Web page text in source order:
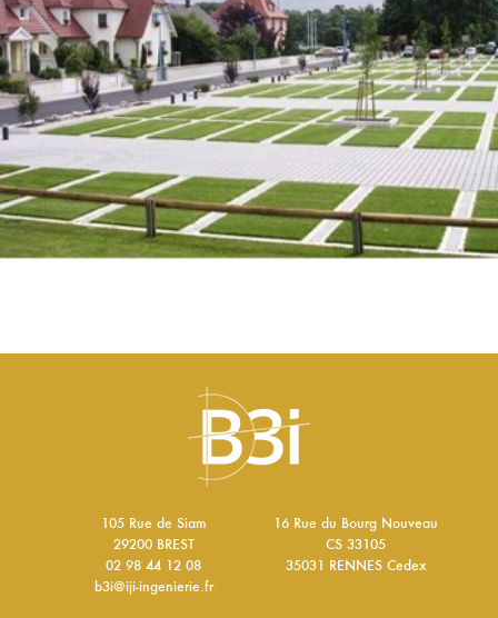
105 Rue de Siam
29200 BREST
02 98 44 12 08
b3i@iji-ingenierie.fr
16 Rue du Bourg Nouveau
CS 33105
35031 RENNES Cedex